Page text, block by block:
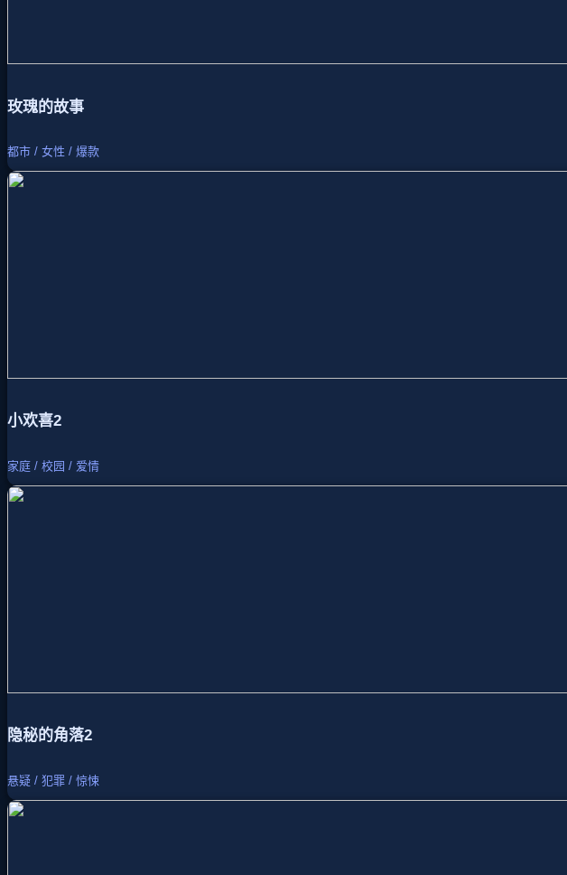
玫瑰的故事
都市 / 女性 / 爆款
小欢喜2
家庭 / 校园 / 爱情
隐秘的角落2
悬疑 / 犯罪 / 惊悚